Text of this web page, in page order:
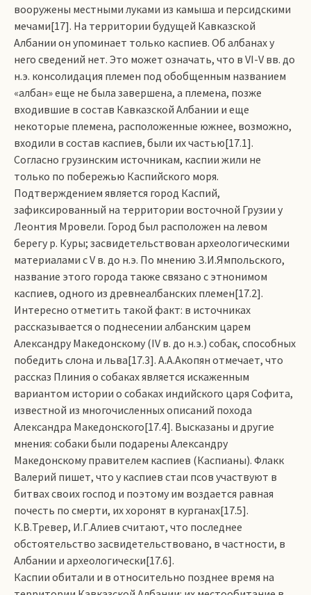
вооружены местными луками из камыша и персидскими
мечами[17]. На территории будущей Кавказской
Албании он упоминает только каспиев. Об албанах у
него сведений нет. Это может означать, что в VI-V вв. до
н.э. консолидация племен под обобщенным названием
«албан» еще не была завершена, а племена, позже
входившие в состав Кавказской Албании и еще
некоторые племена, расположенные южнее, возможно,
входили в состав каспиев, были их частью[17.1].
Согласно грузинским источникам, каспии жили не
только по побережью Каспийского моря.
Подтверждением является город Каспий,
зафиксированный на территории восточной Грузии у
Леонтия Мровели. Город был расположен на левом
берегу р. Куры; засвидетельствован археологическими
материалами с V в. до н.э. По мнению З.И.Ямпольского,
название этого города также связано с этнонимом
каспиев, одного из древнеалбанских племен[17.2].
Интересно отметить такой факт: в источниках
рассказывается о поднесении албанским царем
Александру Македонскому (IV в. до н.э.) собак, способных
победить слона и льва[17.3]. А.А.Акопян отмечает, что
рассказ Плиния о собаках является искаженным
вариантом истории о собаках индийского царя Софита,
известной из многочисленных описаний похода
Александра Македонского[17.4]. Высказаны и другие
мнения: собаки были подарены Александру
Македонскому правителем каспиев (Каспианы). Флакк
Валерий пишет, что у каспиев стаи псов участвуют в
битвах своих господ и поэтому им воздается равная
почесть по смерти, их хоронят в курганах[17.5].
К.В.Тревер, И.Г.Алиев считают, что последнее
обстоятельство засвидетельствовано, в частности, в
Албании и археологически[17.6].
Каспии обитали и в относительно позднее время на